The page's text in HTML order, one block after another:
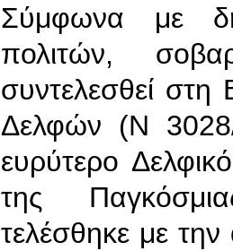
Σύμφωνα με
πολιτών,
συντελεσθεί
Δελφών (Ν
ευρύτερο
της
τελέσθηκε με